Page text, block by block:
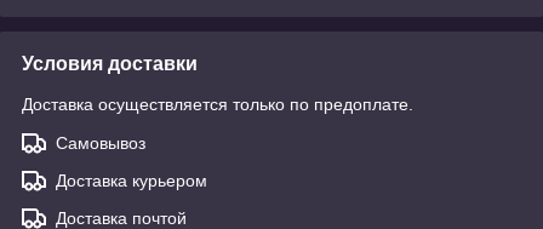
Условия доставки
Доставка осуществляется только по предоплате.
Самовывоз
Доставка курьером
Доставка почтой